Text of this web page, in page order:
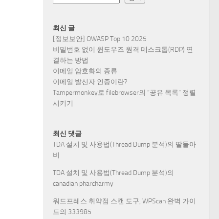
최신 글
[정보보안] OWASP Top 10 2025
비밀번호 없이 윈도우즈 원격 데스크톱(RDP) 연
결하는 방법
이메일 암호화의 종류
이메일 발신자 인증이란?
Tampermonkey로 filebrowser의 “공유 목록” 정렬
시키기
최신 댓글
TDA 설치 및 사용법(Thread Dump 분석)의 딸둘아
비
TDA 설치 및 사용법(Thread Dump 분석)의
canadian pharcharmy
워드프레스 취약점 스캔 도구, WPScan 완벽 가이
드의 333985